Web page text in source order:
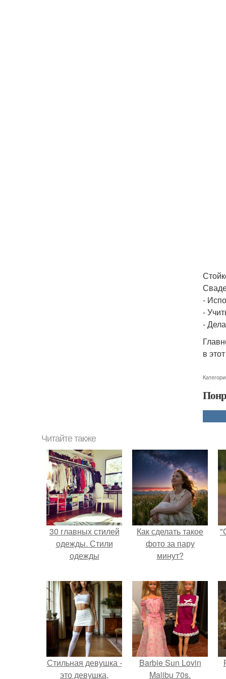
-
-
-
в
Читайте также
30 главных стилей
одежды. Стили
одежды
Как сделать такое
фото за пару
минут?
Стильная девушка -
это девушка,
Barbie Sun Lovin
Malibu 70s.